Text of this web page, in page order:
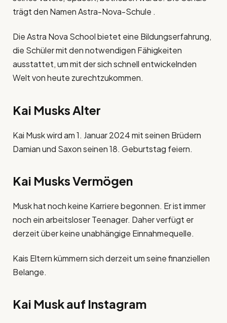
trägt den Namen Astra-Nova-Schule .
Die Astra Nova School bietet eine Bildungserfahrung,
die Schüler mit den notwendigen Fähigkeiten
ausstattet, um mit der sich schnell entwickelnden
Welt von heute zurechtzukommen.
Kai Musks Alter
Kai Musk wird am 1. Januar 2024 mit seinen Brüdern
Damian und Saxon seinen 18. Geburtstag feiern.
Kai Musks Vermögen
Musk hat noch keine Karriere begonnen. Er ist immer
noch ein arbeitsloser Teenager. Daher verfügt er
derzeit über keine unabhängige Einnahmequelle.
Kais Eltern kümmern sich derzeit um seine finanziellen
Belange.
Kai Musk auf Instagram